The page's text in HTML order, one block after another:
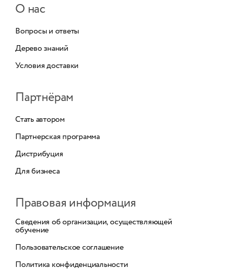
О нас
Вопросы и ответы
Дерево знаний
Условия доставки
Партнёрам
Стать автором
Партнерская программа
Дистрибуция
Для бизнеса
Правовая информация
Сведения об организации, осуществляющей
обучение
Пользовательское соглашение
Политика конфиденциальности